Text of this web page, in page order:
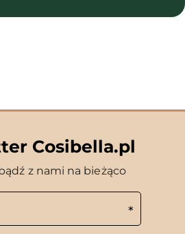
Cosibella.pl
z nami na bieżąco